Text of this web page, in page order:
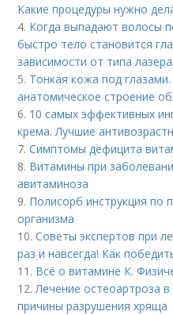
Какие процедуры нужно
4. Когда выпадают волосы
быстро тело становится
зависимости от типа
5. Тонкая кожа под
анатомическое строение
6. 10 самых эффективных
крема. Лучшие
7.Симптомы дефицита
8. Витамины при
авитаминоза
9. Полисорб инструкция по
организма
10.Советы экспертов при
раз и навсегда! Как
11. Всё о витамине К.
12.Лечение остеоартроза
причины разрушения хряща